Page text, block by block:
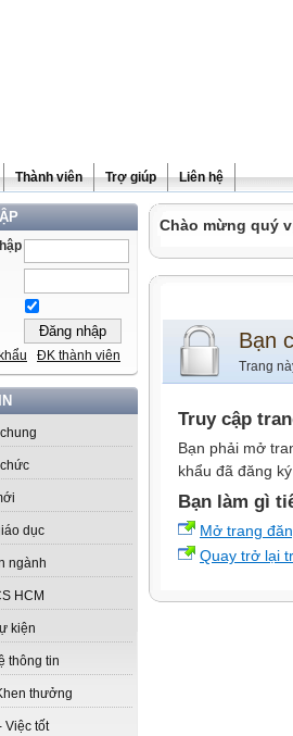
Thành viên Trợ giúp Liên hệ
ĐK thành viên
dục
ngành
HCM
kiện
thông tin
thưởng
Việc tốt
Chào mừng quý
Bạn
Trang
Truy cập
Bạn phải mở
khẩu đã đăng
Bạn làm gì
Mở trang
Quay trở lại